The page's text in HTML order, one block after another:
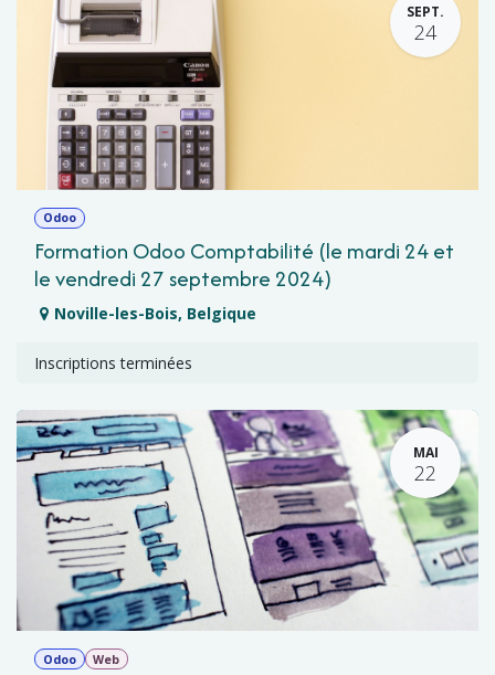
SEPT.
24
Odoo
Formation Odoo Comptabilité (le mardi 24 et
le vendredi 27 septembre 2024)
Noville-les-Bois, Belgique
Inscriptions terminées
MAI
22
Odoo Web